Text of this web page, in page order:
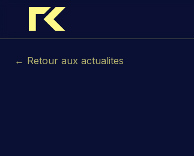
← Retour aux actualites